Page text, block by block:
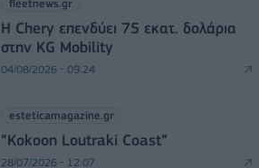
fleetnews.gr
Η Chery επενδύει 75 εκατ. δολάρια
στην KG Mobility
04/08/2026 - 09:24
esteticamagazine.gr
“Kokoon Loutraki Coast”
28/07/2026 - 12:07